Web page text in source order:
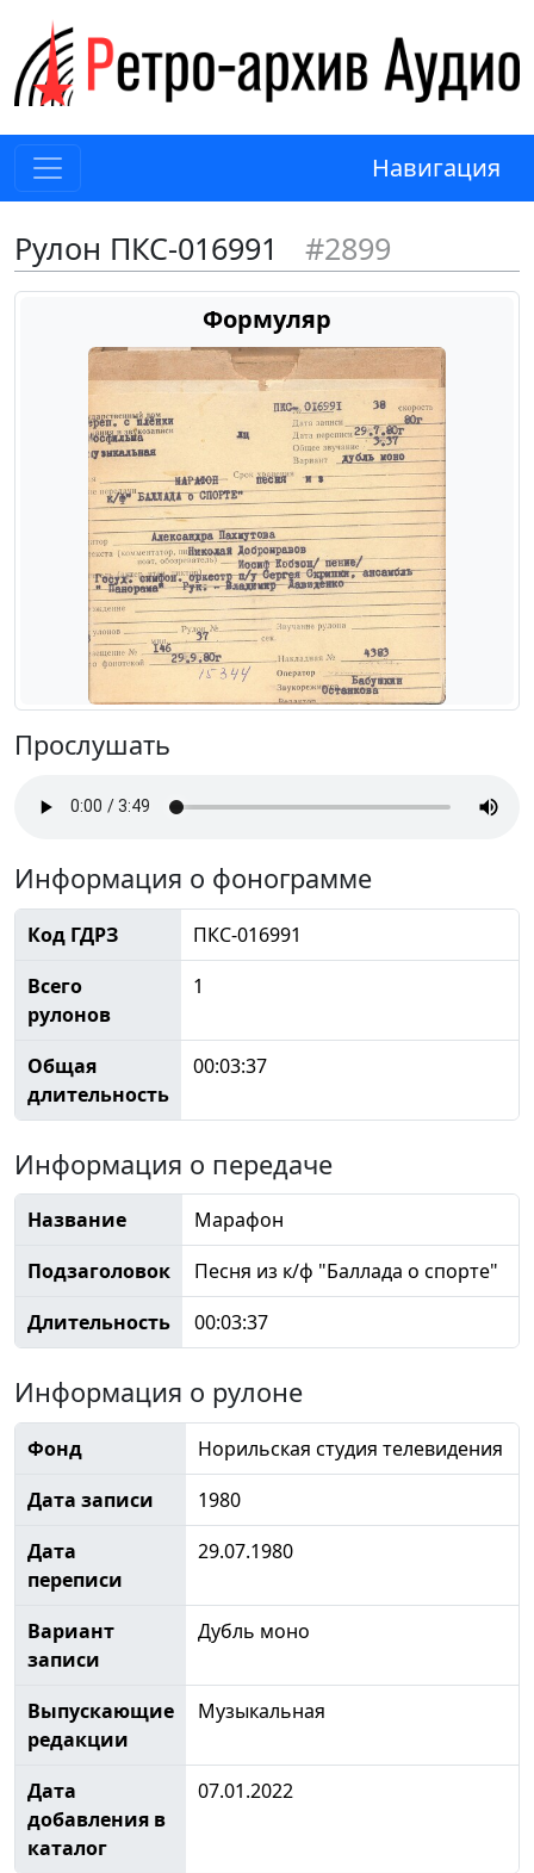
Навигация
Рулон ПКС-016991 #2899
Формуляр
Прослушать
Информация о фонограмме
Код ГДРЗ
ПКС-016991
Всего
рулонов
1
Общая
длительность
00:03:37
Информация о передаче
Название
Марафон
Подзаголовок
Песня из к/ф "Баллада о спорте"
Длительность
00:03:37
Информация о рулоне
Фонд
Норильская студия телевидения
Дата записи
1980
Дата
переписи
29.07.1980
Вариант
записи
Дубль моно
Выпускающие
редакции
Музыкальная
Дата
добавления в
каталог
07.01.2022